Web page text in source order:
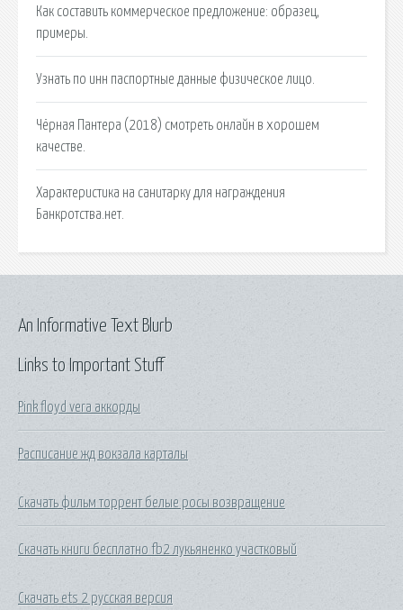
Как составить коммерческое предложение: образец,
примеры.
Узнать по инн паспортные данные физическое лицо.
Чёрная Пантера (2018) смотреть онлайн в хорошем
качестве.
Характеристика на санитарку для награждения
Банкротства.нет.
Links to Important Stuff
Pink floyd vera аккорды
Расписание жд вокзала карталы
Скачать фильм торрент белые росы возвращение
Скачать книги бесплатно fb2 лукьяненко участковый
Скачать ets 2 русская версия
An Informative Text Blurb